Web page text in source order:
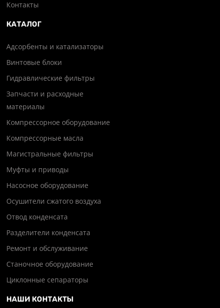
Контакты
КАТАЛОГ
Адсорбенты и катализаторы
Винтовые блоки
Гидравлические фильтры
Запчасти и расходные
материалы
Компрессорное оборудование
Компрессорные масла
Магистральные фильтры
Муфты и приводы
Насосное оборудование
Осушители сжатого воздуха
Отвод конденсата
Разделители конденсата
Ремонт и обслуживание
Станочное оборудование
Циклонные сепараторы
НАШИ КОНТАКТЫ